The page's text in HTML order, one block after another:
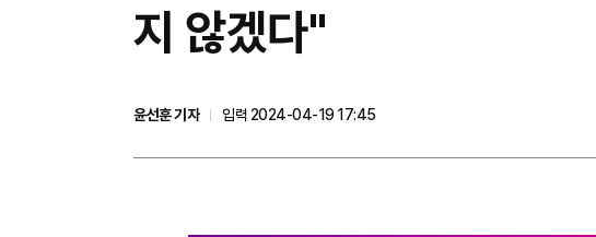
지 않겠다"
윤선훈 기자
입력 2024-04-19 17:45